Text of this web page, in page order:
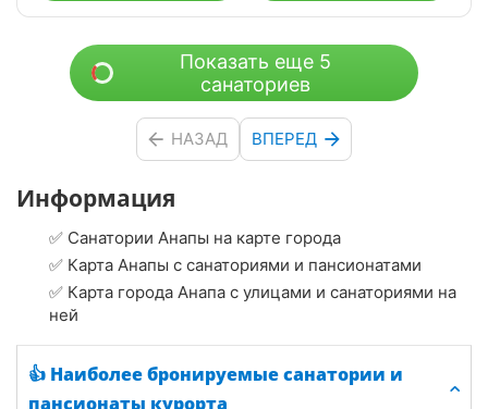
Информация
✅ Санатории Анапы на карте города
✅ Карта Анапы с санаториями и пансионатами
✅ Карта города Анапа с улицами и санаториями на
ней
👍 Наиболее бронируемые санатории и
пансионаты курорта
Показать еще 5
санаториев
НАЗАД ВПЕРЕД